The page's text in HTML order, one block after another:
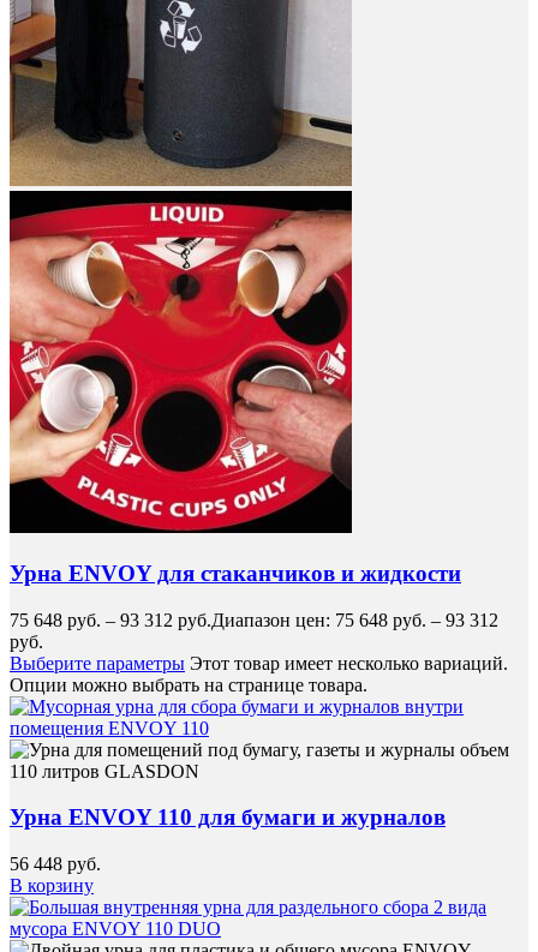
Урна ENVOY для стаканчиков и жидкости
75 648 руб. – 93 312 руб.Диапазон цен: 75 648 руб. – 93 312
руб.
Выберите параметры Этот товар имеет несколько вариаций.
Опции можно выбрать на странице товара.
Урна ENVOY 110 для бумаги и журналов
56 448 руб.
В корзину